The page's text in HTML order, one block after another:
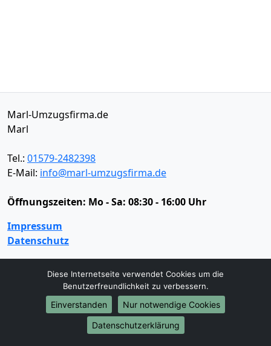
Marl-Umzugsfirma.de
Marl
Tel.: 01579-2482398
E-Mail: info@marl-umzugsfirma.de
Öffnungszeiten: Mo - Sa: 08:30 - 16:00 Uhr
Impressum
Datenschutz
Umzugsservice
Umzugsservice Behördenumzug
Büroumzug
Firmenumzug
Laborumzug
Praxisumzug
Privatumzug
Diese Internetseite verwendet Cookies um die
Benutzerfreundlichkeit zu verbessern.
Einverstanden
Nur notwendige Cookies
Datenschutzerklärung